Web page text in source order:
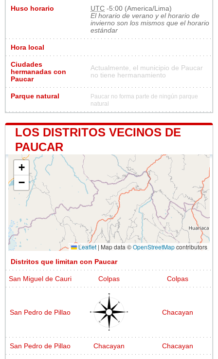
Huso horario UTC -5:00 (America/Lima)
El horario de verano y el horario de
invierno son los mismos que el horario
estándar
Hora local
Ciudades
hermanadas con
Paucar
Actualmente, el municipio de Paucar
no tiene hermanamiento
Parque natural
Paucar no forma parte de ningún parque
natural
LOS DISTRITOS VECINOS DE
PAUCAR
+
−
Leaflet | Map data ©OpenStreetMapcontributors
Distritos que limitan con Paucar
San Miguel de Cauri Colpas Colpas
San Pedro de Pillao Chacayan
San Pedro de Pillao Chacayan Chacayan